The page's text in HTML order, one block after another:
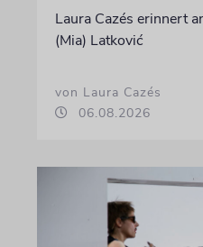
Laura Cazés erinnert
(Mia) Latković
von Laura Cazés
06.08.2026